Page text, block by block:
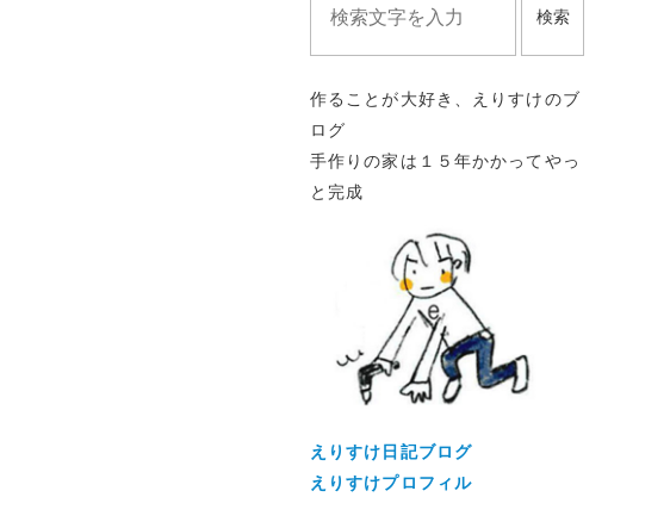
検索
作ることが大好き、えりすけのブ
ログ
手作りの家は１５年かかってやっ
と完成
えりすけ日記ブログ
えりすけプロフィル